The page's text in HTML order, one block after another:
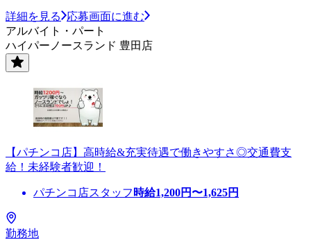
詳細を見る
応募画面に進む
アルバイト・パート
ハイパーノースランド 豊田店
【パチンコ店】高時給&充実待遇で働きやすさ◎交通費支
給！未経験者歓迎！
パチンコ店スタッフ 時給1,200円〜1,625円
勤務地